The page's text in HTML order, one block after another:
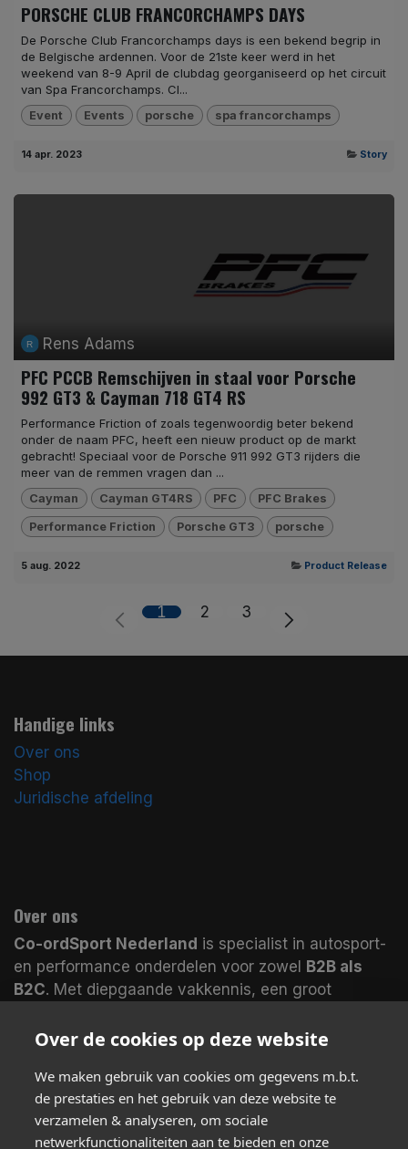
Over de cookies op deze website
We maken gebruik van cookies om gegevens m.b.t.
de prestaties en het gebruik van deze website te
verzamelen & analyseren, om sociale
netwerkfunctionaliteiten aan te bieden en onze
PORSCHE CLUB FRANCORCHAMPS DAYS
De Porsche Club Francorchamps days is een bekend begrip in
de Belgische ardennen. Voor de 21ste keer werd in het
weekend van 8-9 April de clubdag georganiseerd op het circuit
van Spa Francorchamps. Cl...
Event Events porsche spa francorchamps
14 apr. 2023 Story
Rens Adams
PFC PCCB Remschijven in staal voor Porsche
992 GT3 & Cayman 718 GT4 RS
Performance Friction of zoals tegenwoordig beter bekend
onder de naam PFC, heeft een nieuw product op de markt
gebracht! Speciaal voor de Porsche 911 992 GT3 rijders die
meer van de remmen vragen dan ...
Cayman Cayman GT4RS PFC PFC Brakes
Performance Friction Porsche GT3 porsche
5 aug. 2022 Product Release
1 2 3
Handige links
Over ons
Shop
Juridische afdeling
Over ons
Co-ordSport Nederland is specialist in autosport-
en performance onderdelen voor zowel
B2B als
B2C. Met diepgaande vakkennis, een groot
VKleveren wij veel productendirect uit voorraad
Volg ons